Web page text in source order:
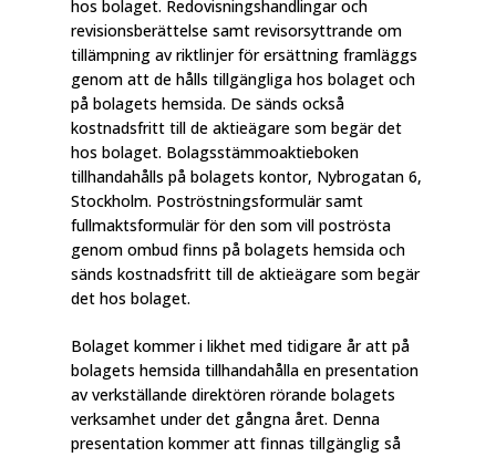
hos bolaget. Redovisningshandlingar och
revisionsberättelse samt revisorsyttrande om
tillämpning av riktlinjer för ersättning framläggs
genom att de hålls tillgängliga hos bolaget och
på bolagets hemsida. De sänds också
kostnadsfritt till de aktieägare som begär det
hos bolaget. Bolagsstämmoaktieboken
tillhandahålls på bolagets kontor, Nybrogatan 6,
Stockholm. Poströstningsformulär samt
fullmaktsformulär för den som vill poströsta
genom ombud finns på bolagets hemsida och
sänds kostnadsfritt till de aktieägare som begär
det hos bolaget.
Bolaget kommer i likhet med tidigare år att på
bolagets hemsida tillhandahålla en presentation
av verkställande direktören rörande bolagets
verksamhet under det gångna året. Denna
presentation kommer att finnas tillgänglig så